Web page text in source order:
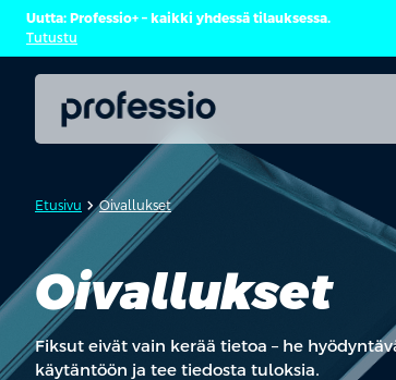
Uutta: Professio+ – kaikki yhdessä tilauksessa.
Tutustu
Etusivu chevron_forwardOivallukset
Oivallukset
Fiksut eivät vain kerää tietoa – he
käytäntöön ja tee tiedosta tuloksia.